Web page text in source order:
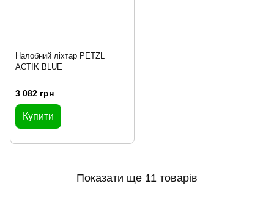
Налобний ліхтар PETZL
ACTIK BLUE
3 082 грн
Купити
Показати ще 11 товарів